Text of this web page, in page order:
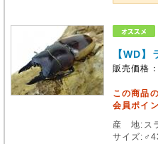
【WD
販売価格
この商品
会員ポイ
産 地:ス
サイズ